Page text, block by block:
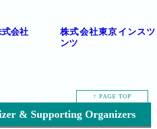
会社
株式会社東京インス
ンツ
↑ PAGE TOP
& Supporting Organizers